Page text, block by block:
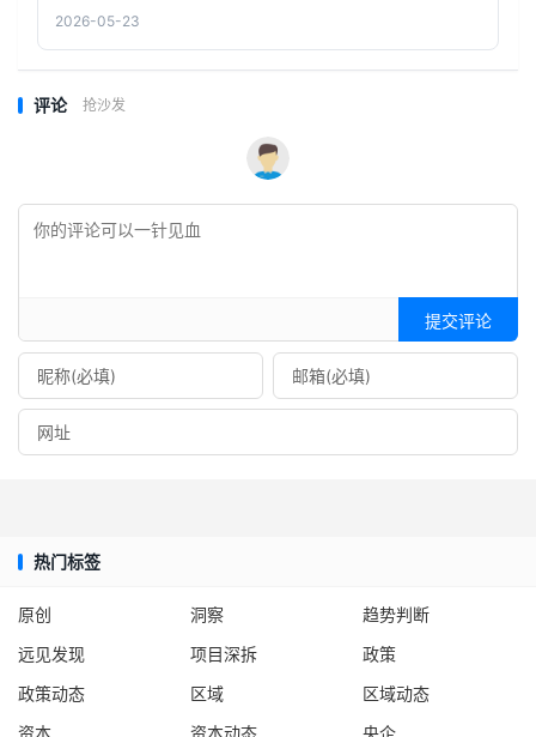
2026-05-23
评论 抢沙发
提交评论
热门标签
原创 洞察
趋势判断
远见发现
项目深拆
政策
政策动态
区域
区域动态